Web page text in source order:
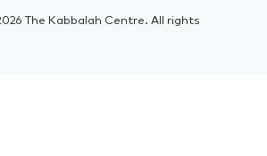
The Kabbalah Centre. All rights